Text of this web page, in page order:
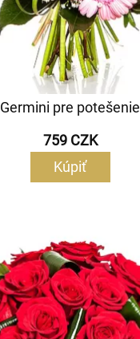
Germini pre potešenie
759 CZK
Kúpiť